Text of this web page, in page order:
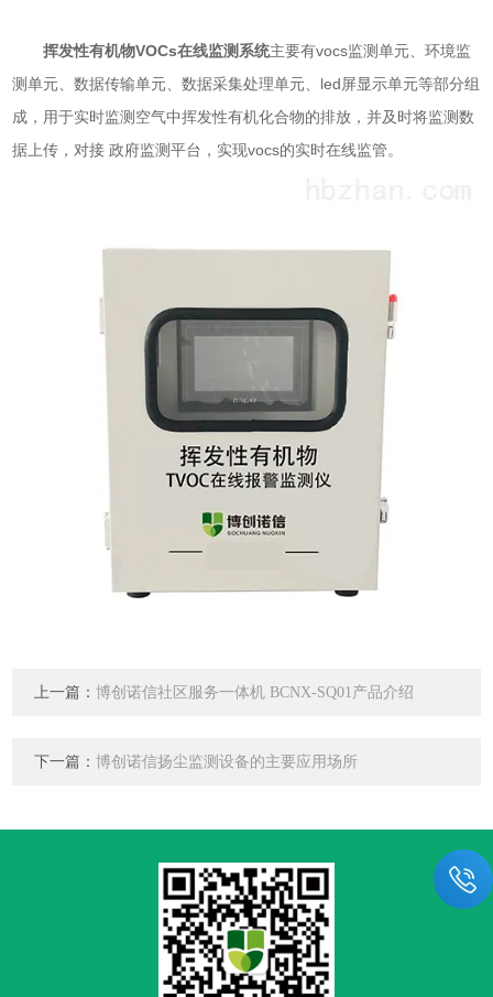
挥发性有机物VOCs在线监测系统主要有vocs监测单元、环境监
测单元、数据传输单元、数据采集处理单元、led屏显示单元等部分组
成，用于实时监测空气中挥发性有机化合物的排放，并及时将监测数
据上传，对接 政府监测平台，实现vocs的实时在线监管。
上一篇：博创诺信社区服务一体机 BCNX-SQ01产品介绍
下一篇：博创诺信扬尘监测设备的主要应用场所